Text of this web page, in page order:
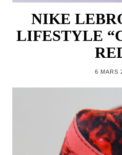
NIKE
LIFESTYLE
6 MARS